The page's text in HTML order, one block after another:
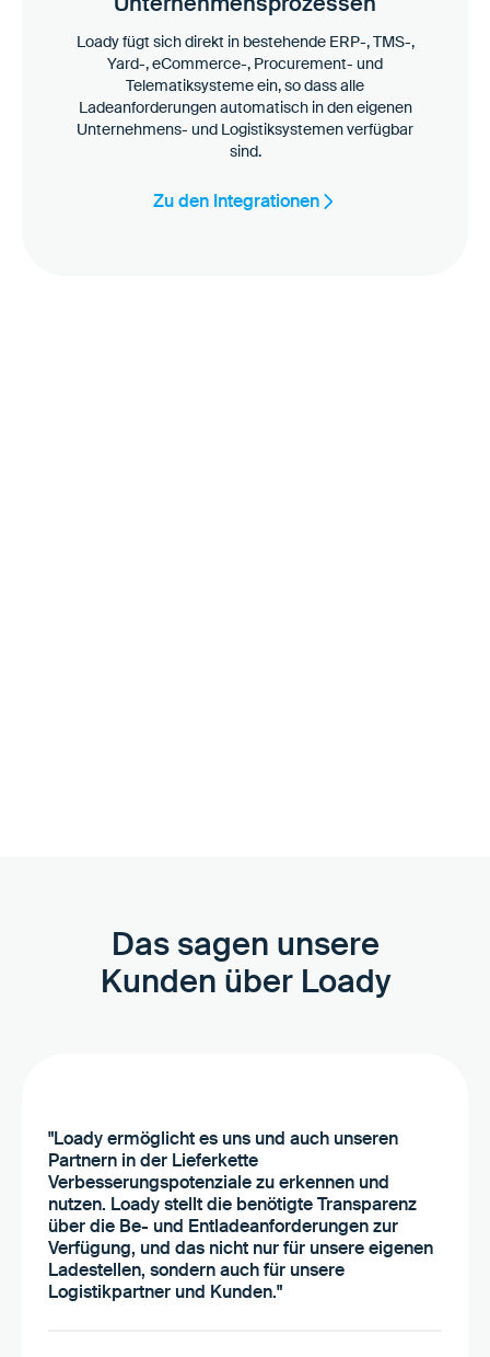
Loady fügt sich direkt in bestehende ERP-, TMS-,
Yard-, eCommerce-, Procurement- und
Telematiksysteme ein, so dass alle
Ladeanforderungen automatisch in den eigenen
Unternehmens- und Logistiksystemen verfügbar
sind.
Zu den Integrationen
Das sagen unsere
Kunden über Loady
"Loady ermöglicht es uns und auch unseren
Partnern in der Lieferkette
Verbesserungspotenziale zu erkennen und
nutzen. Loady stellt die benötigte Transparenz
über die Be- und Entladeanforderungen zur
Verfügung, und das nicht nur für unsere eigenen
Ladestellen, sondern auch für unsere
Logistikpartner und Kunden."